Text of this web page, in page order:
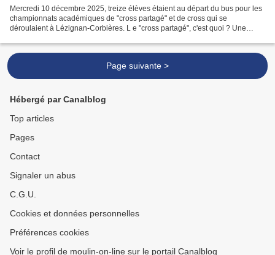
Mercredi 10 décembre 2025, treize élèves étaient au départ du bus pour les
championnats académiques de "cross partagé" et de cross qui se
déroulaient à Lézignan-Corbières. L e "cross partagé", c'est quoi ? Une
Page suivante >
Hébergé par Canalblog
Top articles
Pages
Contact
Signaler un abus
C.G.U.
Cookies et données personnelles
Préférences cookies
Voir le profil de moulin-on-line sur le portail Canalblog